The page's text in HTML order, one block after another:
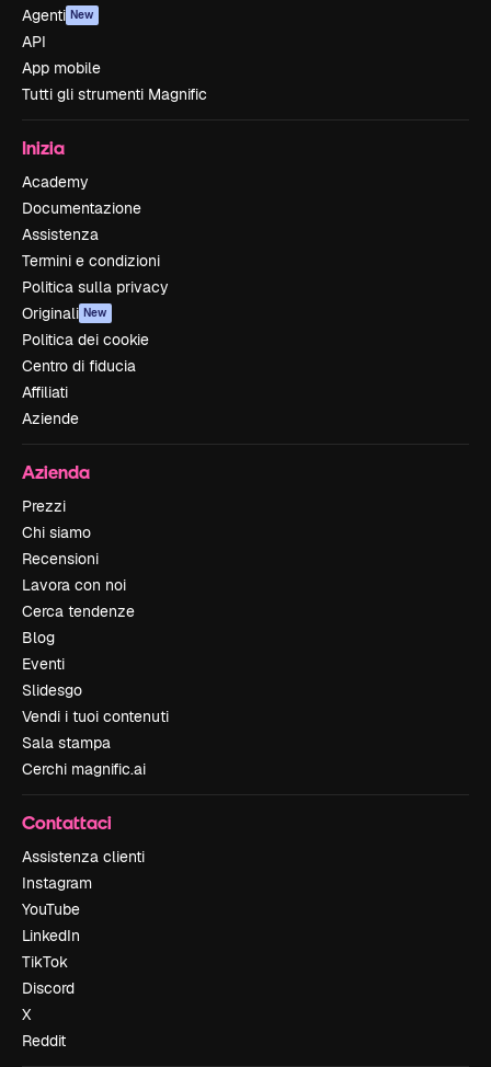
Agenti New
API
App mobile
Tutti gli strumenti Magnific
Inizia
Academy
Documentazione
Assistenza
Termini e condizioni
Politica sulla privacy
Originali New
Politica dei cookie
Centro di fiducia
Affiliati
Aziende
Azienda
Prezzi
Chi siamo
Recensioni
Lavora con noi
Cerca tendenze
Blog
Eventi
Slidesgo
Vendi i tuoi contenuti
Sala stampa
Cerchi magnific.ai
Contattaci
Assistenza clienti
Instagram
YouTube
LinkedIn
TikTok
Discord
X
Reddit